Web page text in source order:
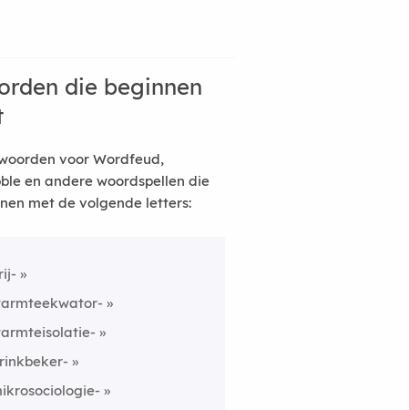
die beginnen
voor Wordfeud,
en andere woordspellen die
met de volgende letters: